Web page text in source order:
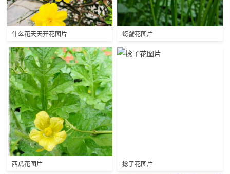
什么花天天开花图片 螃蟹花图片
西瓜花图片 捻子花图片